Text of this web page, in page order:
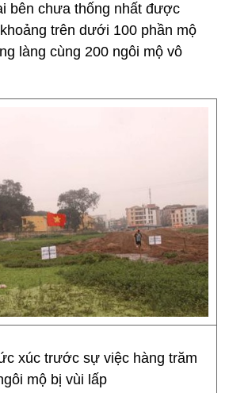
bên chưa thống nhất được
trên dưới 100 phần mộ
làng cùng 200 ngôi mộ vô
xúc trước sự việc hàng trăm
mộ bị vùi lấp